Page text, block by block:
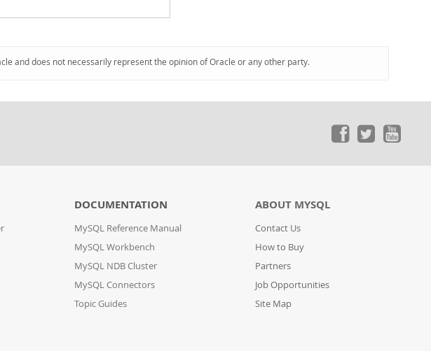
and does not necessarily represent the opinion of Oracle or any other party.
DOCUMENTATION
MySQL Reference Manual
MySQL Workbench
MySQL NDB Cluster
MySQL Connectors
Topic Guides
ABOUT MYSQL
Contact Us
How to Buy
Partners
Job Opportunities
Site Map